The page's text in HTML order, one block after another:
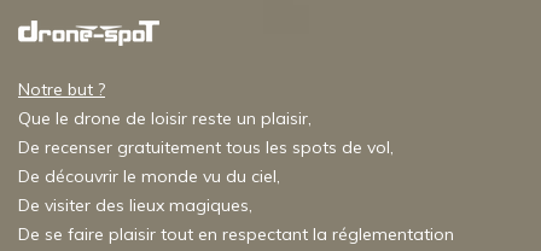
Notre but ?
Que le drone de loisir reste un plaisir,
De recenser gratuitement tous les spots de vol,
De découvrir le monde vu du ciel,
De visiter des lieux magiques,
De se faire plaisir tout en respectant la réglementation